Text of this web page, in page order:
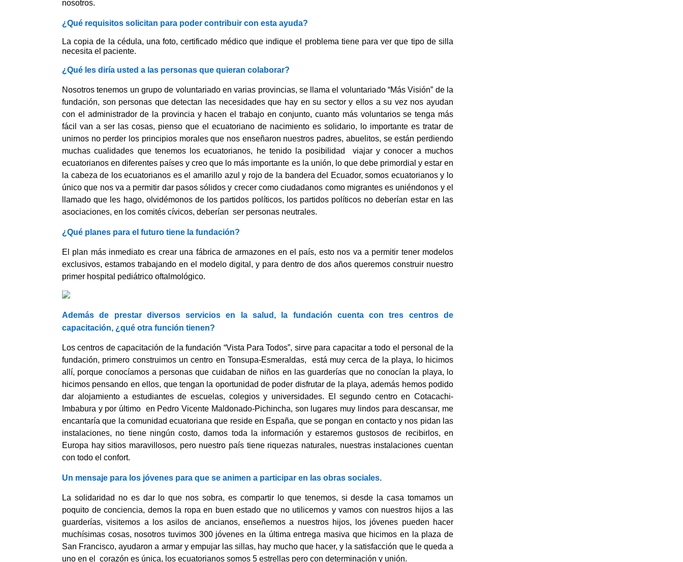
nosotros.
¿Qué requisitos solicitan para poder contribuir con esta ayuda?
La copia de la cédula, una foto, certificado médico que indique el problema tiene para ver que tipo de silla
necesita el paciente.
¿Qué les diría usted a las personas que quieran colaborar?
Nosotros tenemos un grupo de voluntariado en varias provincias, se llama el voluntariado “Más Visión” de la
fundación, son personas que detectan las necesidades que hay en su sector y ellos a su vez nos ayudan
con el administrador de la provincia y hacen el trabajo en conjunto, cuanto más voluntarios se tenga más
fácil van a ser las cosas, pienso que el ecuatoriano de nacimiento es solidario, lo importante es tratar de
unirnos no perder los principios morales que nos enseñaron nuestros padres, abuelitos, se están perdiendo
muchas cualidades que tenemos los ecuatorianos, he tenido la posibilidad viajar y conocer a muchos
ecuatorianos en diferentes países y creo que lo más importante es la unión, lo que debe primordial y estar en
la cabeza de los ecuatorianos es el amarillo azul y rojo de la bandera del Ecuador, somos ecuatorianos y lo
único que nos va a permitir dar pasos sólidos y crecer como ciudadanos como migrantes es uniéndonos y el
llamado que les hago, olvidémonos de los partidos políticos, los partidos políticos no deberían estar en las
asociaciones, en los comités cívicos, deberían ser personas neutrales.
¿Qué planes para el futuro tiene la fundación?
El plan más inmediato es crear una fábrica de armazones en el país, esto nos va a permitir tener modelos
exclusivos, estamos trabajando en el modelo digital, y para dentro de dos años queremos construir nuestro
primer hospital pediátrico oftalmológico.
Además de prestar diversos servicios en la salud, la fundación cuenta con tres centros de
capacitación, ¿qué otra función tienen?
Los centros de capacitación de la fundación “Vista Para Todos”, sirve para capacitar a todo el personal de la
fundación, primero construimos un centro en Tonsupa-Esmeraldas, está muy cerca de la playa, lo hicimos
allí, porque conocíamos a personas que cuidaban de niños en las guarderías que no conocían la playa, lo
hicimos pensando en ellos, que tengan la oportunidad de poder disfrutar de la playa, además hemos podido
dar alojamiento a estudiantes de escuelas, colegios y universidades. El segundo centro en Cotacachi-
Imbabura y por último en Pedro Vicente Maldonado-Pichincha, son lugares muy lindos para descansar, me
encantaría que la comunidad ecuatoriana que reside en España, que se pongan en contacto y nos pidan las
instalaciones, no tiene ningún costo, damos toda la información y estaremos gustosos de recibirlos, en
Europa hay sitios maravillosos, pero nuestro país tiene riquezas naturales, nuestras instalaciones cuentan
con todo el confort.
Un mensaje para los jóvenes para que se animen a participar en las obras sociales.
La solidaridad no es dar lo que nos sobra, es compartir lo que tenemos, si desde la casa tomamos un
poquito de conciencia, demos la ropa en buen estado que no utilicemos y vamos con nuestros hijos a las
guarderías, visitemos a los asilos de ancianos, enseñemos a nuestros hijos, los jóvenes pueden hacer
muchísimas cosas, nosotros tuvimos 300 jóvenes en la última entrega masiva que hicimos en la plaza de
San Francisco, ayudaron a armar y empujar las sillas, hay mucho que hacer, y la satisfacción que le queda a
uno en el corazón es única, los ecuatorianos somos 5 estrellas pero con determinación y unión.